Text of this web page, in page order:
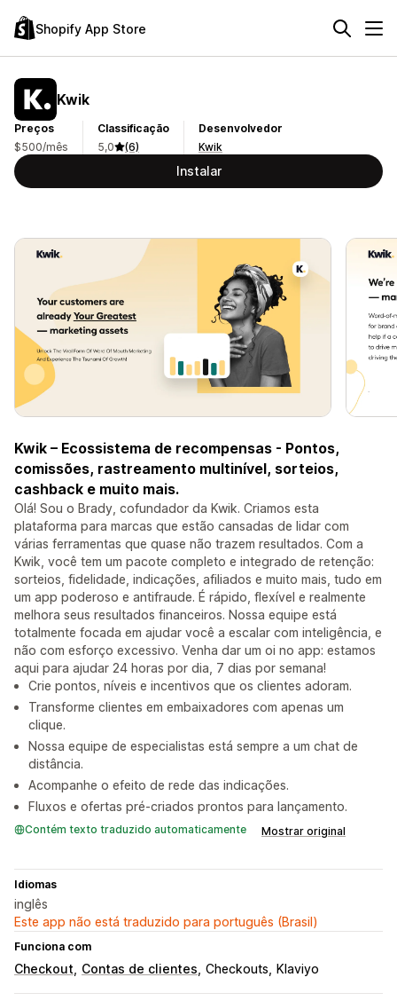
Shopify App Store
Kwik
Preços
$500/mês
Classificação
5,0
(6)
Desenvolvedor
Kwik
Instalar
Kwik – Ecossistema de recompensas - Pontos,
comissões, rastreamento multinível, sorteios,
cashback e muito mais.
Olá! Sou o Brady, cofundador da Kwik. Criamos esta
plataforma para marcas que estão cansadas de lidar com
várias ferramentas que quase não trazem resultados. Com a
Kwik, você tem um pacote completo e integrado de retenção:
sorteios, fidelidade, indicações, afiliados e muito mais, tudo em
um app poderoso e antifraude. É rápido, flexível e realmente
melhora seus resultados financeiros. Nossa equipe está
totalmente focada em ajudar você a escalar com inteligência, e
não com esforço excessivo. Venha dar um oi no app: estamos
aqui para ajudar 24 horas por dia, 7 dias por semana!
Crie pontos, níveis e incentivos que os clientes adoram.
Transforme clientes em embaixadores com apenas um
clique.
Nossa equipe de especialistas está sempre a um chat de
distância.
Acompanhe o efeito de rede das indicações.
Fluxos e ofertas pré-criados prontos para lançamento.
Contém texto traduzido automaticamente Mostrar original
Idiomas
inglês
Este app não está traduzido para português (Brasil)
Funciona com
Checkout Contas de clientes Checkouts Klaviyo